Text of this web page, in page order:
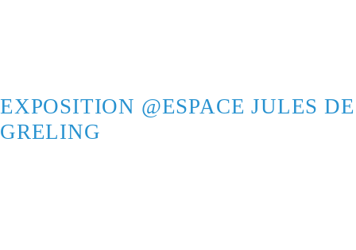
EXPOSITION @ESPACE JULES DE
GRELING